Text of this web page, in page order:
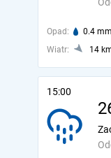
Opad: 0.4 mm
Wiatr:
14
15:00